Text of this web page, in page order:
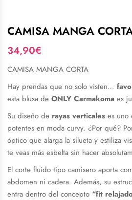
CAMISA MANGA
34,90€
CAMISA MANGA CORTA
Hay prendas que no solo visten…
esta blusa de ONLY Carmakoma es
Su diseño de rayas verticales es uno
potentes en moda curvy. ¿Por qué?
óptico que alarga la silueta y estiliza
te veas más esbelta sin hacer
El corte fluido tipo camisero aporta
abdomen ni cadera. Además, su
entra dentro del concepto “fit